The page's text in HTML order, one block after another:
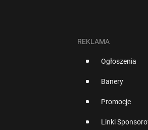
REKLAMA
Ogłoszenia
Banery
Promocje
Linki